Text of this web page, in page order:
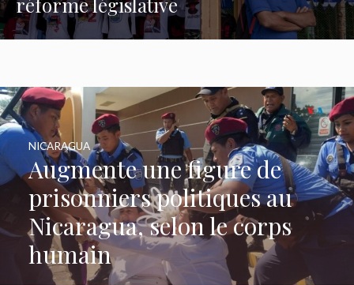
Augmente une figure de
prisonniers politiques au
Nicaragua, selon le corps
humain
NICARAGUA